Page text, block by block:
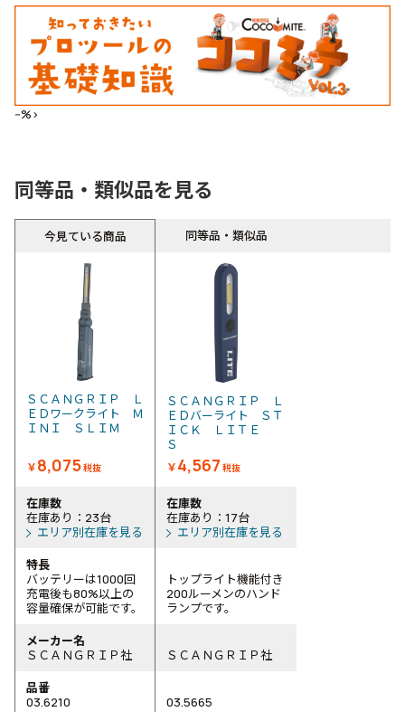
--%>
同等品・類似品を見る
今見ている商品 同等品・類似品
ＳＣＡＮＧＲＩＰ Ｌ
ＥＤワークライト Ｍ
ＩＮＩ ＳＬＩＭ
￥8,075税抜
ＳＣＡＮＧＲＩＰ Ｌ
ＥＤバーライト ＳＴ
ＩＣＫ ＬＩＴＥ
Ｓ
￥4,567 税抜
在庫数
在庫あり：23台
エリア別在庫を見る
在庫数
在庫あり：17台
エリア別在庫を見る
特長
バッテリーは1000回
充電後も80%以上の
容量確保が可能です。
トップライト機能付き
200ルーメンのハンド
ランプです。
メーカー名
ＳＣＡＮＧＲＩＰ社
ＳＣＡＮＧＲＩＰ社
品番
03.6210
03.5665